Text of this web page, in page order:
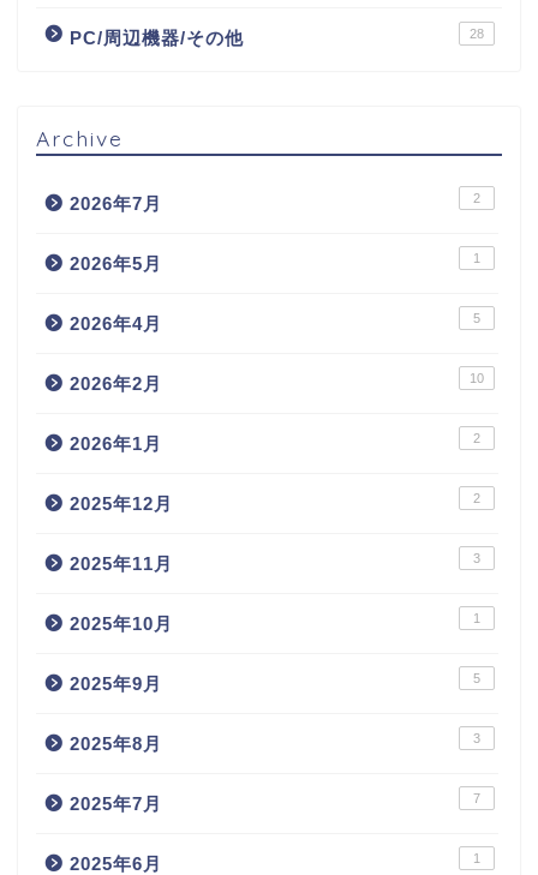
PC/周辺機器/その他 28
Archive
2026年7月 2
2026年5月 1
2026年4月 5
2026年2月 10
2026年1月 2
2025年12月 2
2025年11月 3
2025年10月 1
2025年9月 5
2025年8月 3
2025年7月 7
2025年6月 1